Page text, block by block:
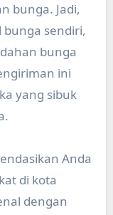
bunga. Jadi,
sendiri,
bunga
ini
yang sibuk
Anda
di kota
dengan